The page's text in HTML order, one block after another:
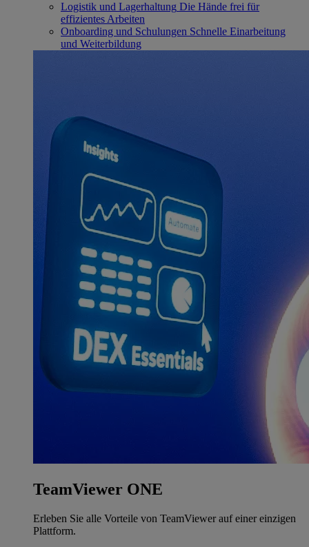
Logistik und Lagerhaltung Die Hände frei für
effizientes Arbeiten
Onboarding und Schulungen Schnelle Einarbeitung
und Weiterbildung
TeamViewer ONE
Erleben Sie alle Vorteile von TeamViewer auf einer einzigen
Plattform.